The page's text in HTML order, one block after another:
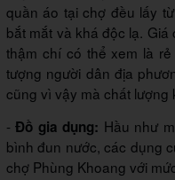
quần áo tại chợ đều lấy
bắt mắt và khá độc lạ.
thậm chí có thể xem là
tượng người dân địa
cũng vì vậy mà chất
-Đồ gia dụng: Hầu như
bình đun nước, các dụng
chợ Phùng Khoang với